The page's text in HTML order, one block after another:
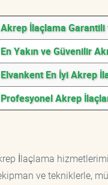
İlaçlama Garantili
Yakın ve Güvenilir
En İyi Akrep
Akrep
İlaçlama
ve tekniklerle,